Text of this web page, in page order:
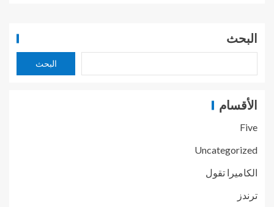
البحث
البحث
الأقسام
Five
Uncategorized
الكاميرا تقول
ترندز